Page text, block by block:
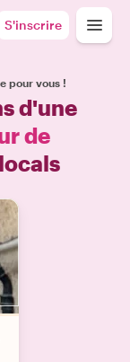
S'inscrire
pour vous !
d'une
de